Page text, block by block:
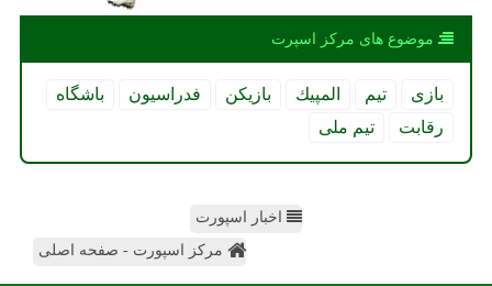
موضوع های مركز اسپرت
بازی تیم المپیك بازیكن فدراسیون
باشگاه
رقابت
تیم ملی
اخبار اسپورت
مرکز اسپورت - صفحه اصلی